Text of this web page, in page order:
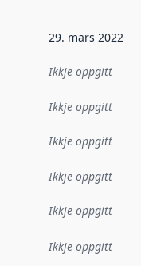
29. mars 2022
Ikkje oppgitt
Ikkje oppgitt
Ikkje oppgitt
Ikkje oppgitt
Ikkje oppgitt
Ikkje oppgitt